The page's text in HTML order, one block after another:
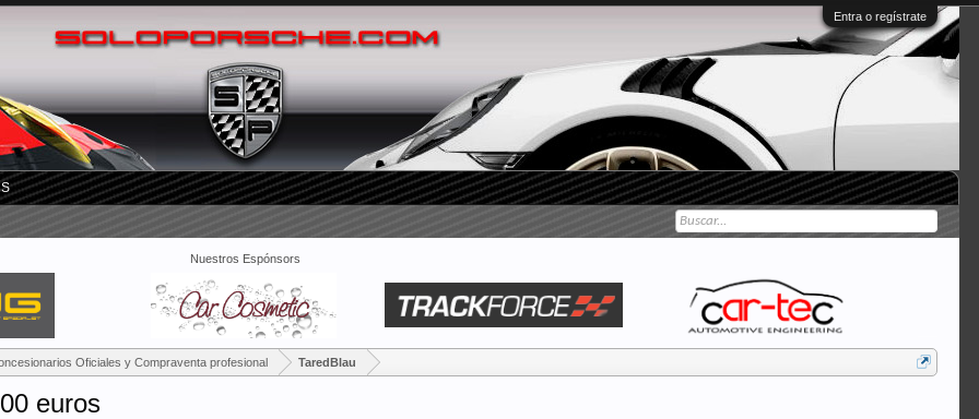
Entra o regístrate
Nuestros Espónsors
Oficiales y Compraventa profesional TaredBlau
euros